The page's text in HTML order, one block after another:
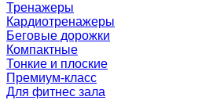
Тренажеры
Кардиотренажеры
Беговые дорожки
Компактные
Тонкие и плоские
Премиум-класс
Для фитнес зала